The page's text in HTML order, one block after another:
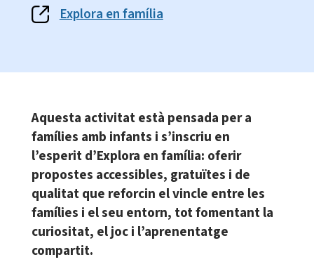
Explora en família
Aquesta activitat està pensada per a
famílies amb infants i s’inscriu en
l’esperit d’Explora en família: oferir
propostes accessibles, gratuïtes i de
qualitat que reforcin el vincle entre les
famílies i el seu entorn, tot fomentant la
curiositat, el joc i l’aprenentatge
compartit.